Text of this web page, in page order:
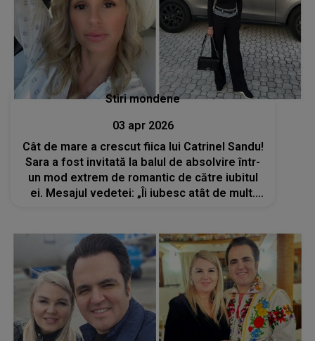
Stiri mondene
03 apr 2026
Cât de mare a crescut fiica lui Catrinel Sandu!
Sara a fost invitată la balul de absolvire într-
un mod extrem de romantic de către iubitul
ei. Mesajul vedetei: „Îi iubesc atât de mult.